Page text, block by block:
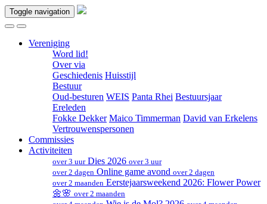
Toggle navigation
Vereniging
Word lid!
Over via
Geschiedenis Huisstijl
Bestuur
Oud-besturen WEIS Panta Rhei Bestuursjaar
Ereleden
Fokke Dekker Maico Timmerman David van Erkelens
Vertrouwenspersonen
Commissies
Activiteiten
over 3 uurDies 2026 over 3 uur
over 2 dagen Online game avond over 2 dagen
over 2 maanden Eerstejaarsweekend 2026: Flower Power
🌼🌸 over 2 maanden